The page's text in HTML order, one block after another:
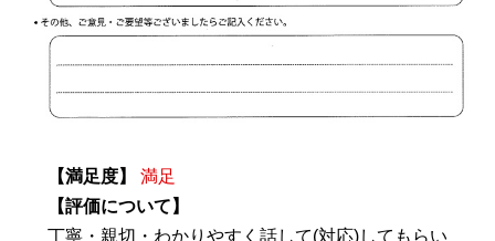
【満足度】
満足
【評価について】
丁寧・親切・わかりやすく話して(対応)してもらい